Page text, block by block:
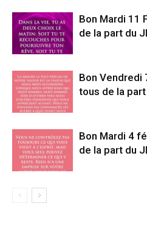
Bon Mardi 11
de la part du
Bon Vendredi
tous de la
Bon Mardi 4
de la part du